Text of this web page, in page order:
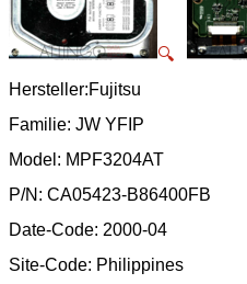
🔍
Hersteller:Fujitsu
Familie: JW YFIP
Model: MPF3204AT
P/N: CA05423-B86400FB
Date-Code: 2000-04
Site-Code: Philippines